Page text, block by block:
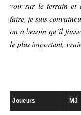
voir sur le terrain et
faire, je suis
on a besoin qu’il
le plus important,
Joueurs MJ